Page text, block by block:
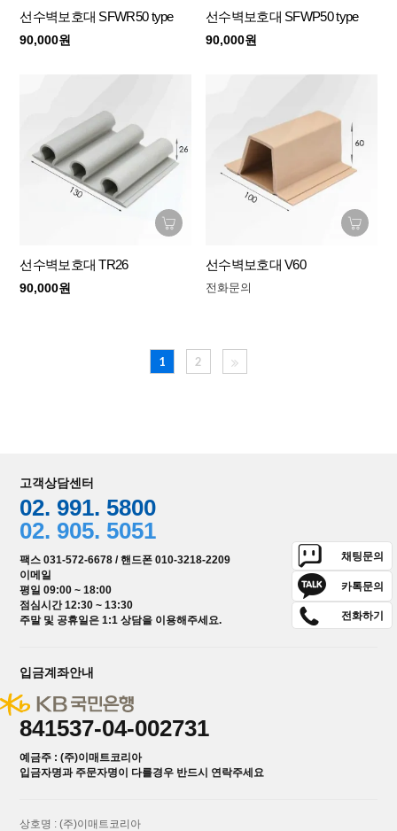
선수벽보호대 SFWR50 type
90,000원
선수벽보호대 SFWP50 type
90,000원
선수벽보호대 TR26
90,000원
선수벽보호대 V60
전화문의
1 2
고객상담센터
02. 991. 5800
02. 905. 5051
팩스 031-572-6678 / 핸드폰 010-3218-2209
이메일
평일 09:00 ~ 18:00
점심시간 12:30 ~ 13:30
주말 및 공휴일은 1:1 상담을 이용해주세요.
채팅문의
카톡문의
전화하기
입금계좌안내
841537-04-002731
예금주 : (주)이매트코리아
입금자명과 주문자명이 다를경우 반드시 연락주세요
상호명 : (주)이매트코리아